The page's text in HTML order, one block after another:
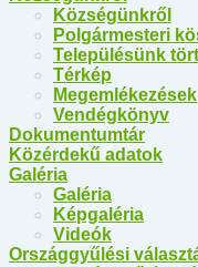
Községünkről
Polgármesteri
Településünk
Térkép
Megemlékezések
Vendégkönyv
Dokumentumtár
Közérdekű adatok
Galéria
Galéria
Képgaléria
Videók
Országgyűlési